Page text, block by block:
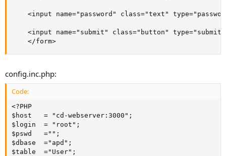
	</form>
config.inc.php:
Code:
<?PHP
$host 	= "cd-webserver:3000";
$login 	= "root";
$pswd	="";
$dbase	="apd";
$table	="User";